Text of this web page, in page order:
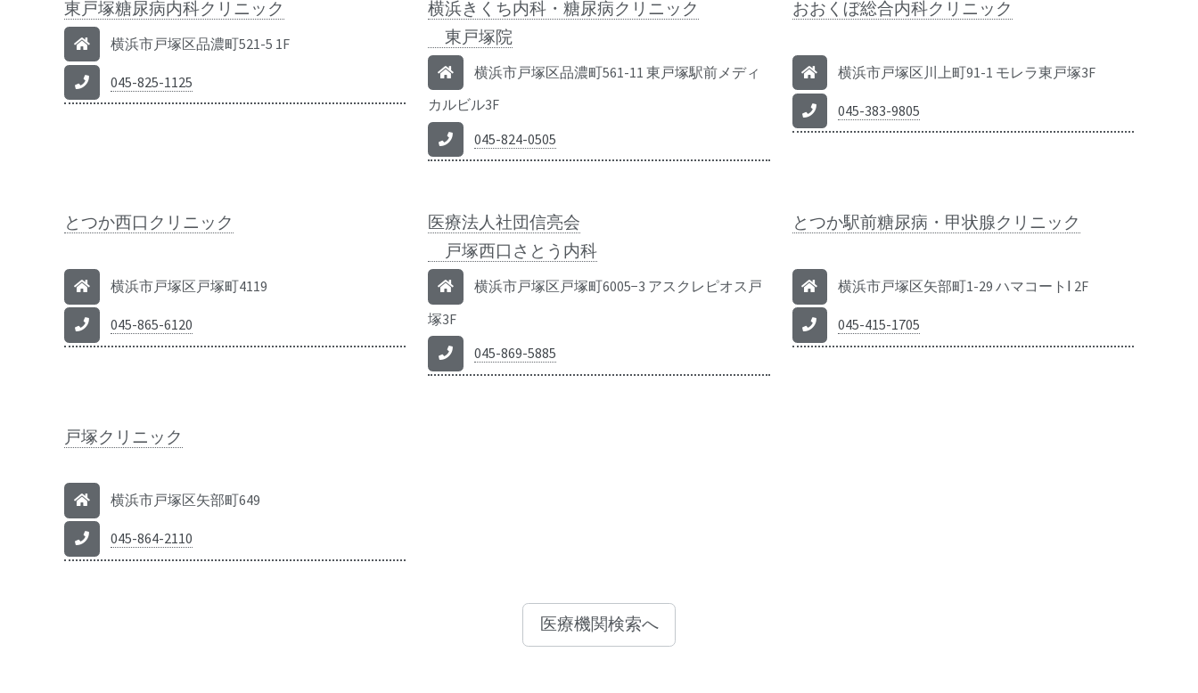
東戸塚糖尿病内科クリニック
横浜市戸塚区品濃町521-5 1F
045-825-1125
横浜きくち内科・糖尿病クリニック
東戸塚院
横浜市戸塚区品濃町561-11 東戸塚駅前メディ
カルビル3F
045-824-0505
おおくぼ総合内科クリニック
横浜市戸塚区川上町91-1 モレラ東戸塚3F
045-383-9805
とつか西口クリニック
横浜市戸塚区戸塚町4119
045-865-6120
医療法人社団信亮会
戸塚西口さとう内科
横浜市戸塚区戸塚町6005−3 アスクレピオス戸
塚3F
045-869-5885
とつか駅前糖尿病・甲状腺クリニック
横浜市戸塚区矢部町1-29 ハマコートⅠ 2F
045-415-1705
戸塚クリニック
横浜市戸塚区矢部町649
045-864-2110
医療機関検索へ